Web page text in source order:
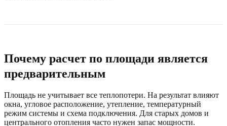
Почему расчет по площади является
предварительным
Площадь не учитывает все теплопотери. На результат влияют
окна, угловое расположение, утепление, температурный
режим системы и схема подключения. Для старых домов и
центрального отопления часто нужен запас мощности.